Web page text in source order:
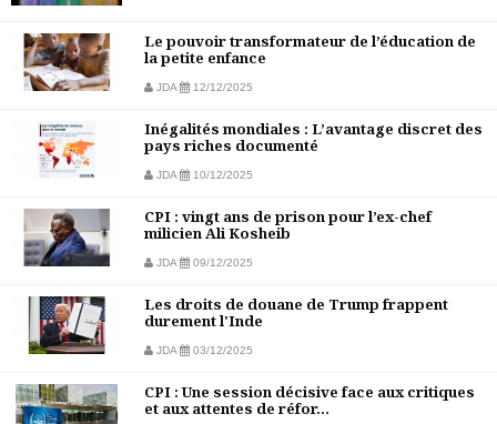
Le pouvoir transformateur de l’éducation de
la petite enfance
JDA 12/12/2025
Inégalités mondiales : L’avantage discret des
pays riches documenté
JDA 10/12/2025
CPI : vingt ans de prison pour l’ex-chef
milicien Ali Kosheib
JDA 09/12/2025
Les droits de douane de Trump frappent
durement l'Inde
JDA 03/12/2025
CPI : Une session décisive face aux critiques
et aux attentes de réfor...